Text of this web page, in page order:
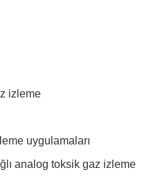
izleme
uygulamaları
analog toksik gaz izleme